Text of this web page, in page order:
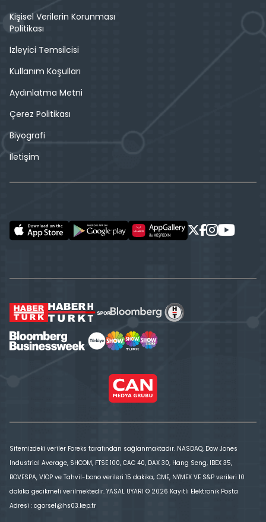
Kişisel Verilerin Korunması
Politikası
İzleyici Temsilcisi
Kullanım Koşulları
Aydınlatma Metni
Çerez Politikası
Biyografi
İletişim
Sitemizdeki veriler Foreks tarafından sağlanmaktadır. NASDAQ, Dow Jones
Industrial Average, SHCOM, FTSE 100, CAC 40, DAX 30, Hang Seng, IBEX 35,
BOVESPA, VİOP ve Tahvil-bono verileri 15 dakika; CME, NYMEX VE S&P verileri 10
dakika gecikmeli verilmektedir. YASAL UYARI © 2026 Kayıtlı Elektronik Posta
Adresi : cgorsel@hs03.kep.tr